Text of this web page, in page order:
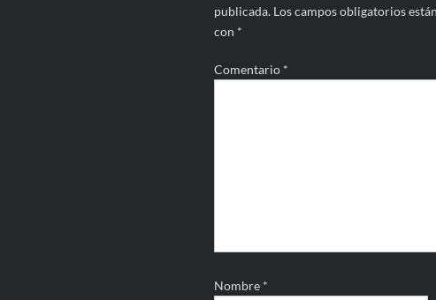
publicada. Los campos obligatorios
con *
Comentario *
Nombre *